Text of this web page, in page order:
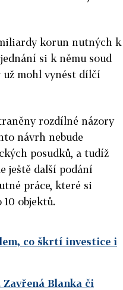
korun nutných k
si k němu soud
mohl vynést dílčí
rozdílné názory
návrh nebude
posudků, a tudíž
ještě další podání
práce, které si
objektů.
co škrtí investice i
Blanka či